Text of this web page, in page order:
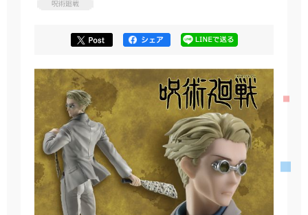
呪術廻戦